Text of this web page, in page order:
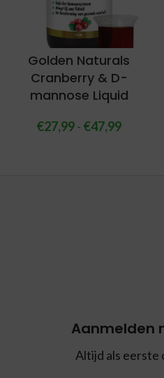
Golden Naturals
Cranberry & D-
mannose Liquid
€27,99- €47,99
Aanmelden
Altijd als eerste